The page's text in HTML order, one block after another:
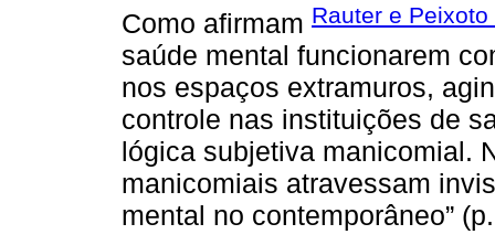
Como afirmam Rauter e Peixoto
saúde mental funcionarem
nos espaços extramuros,
controle nas instituições de
lógica subjetiva manicomial.
manicomiais atravessam
mental no contemporâneo”